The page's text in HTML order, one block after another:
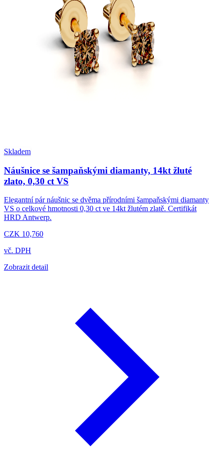
Skladem
Náušnice se šampaňskými diamanty, 14kt žluté
zlato, 0,30 ct VS
Elegantní pár náušnic se dvěma přírodními šampaňskými diamanty
VS o celkové hmotnosti 0,30 ct ve 14kt žlutém zlatě. Certifikát
HRD Antwerp.
CZK 10,760
vč. DPH
Zobrazit detail